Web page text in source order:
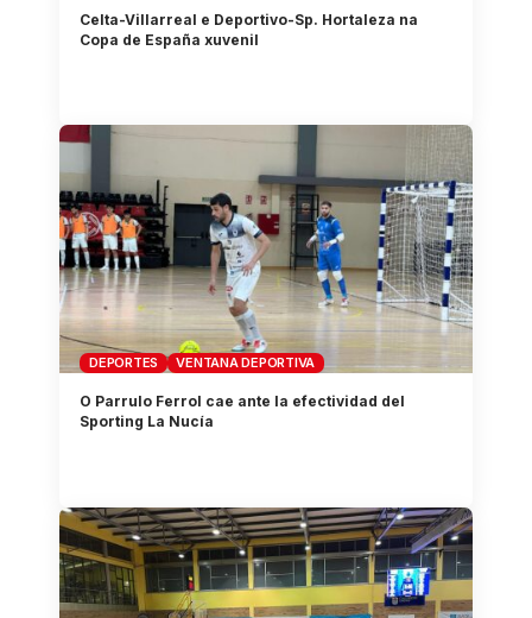
Celta-Villarreal e Deportivo-Sp. Hortaleza na
Copa de España xuvenil
DEPORTES VENTANA DEPORTIVA
O Parrulo Ferrol cae ante la efectividad del
Sporting La Nucía